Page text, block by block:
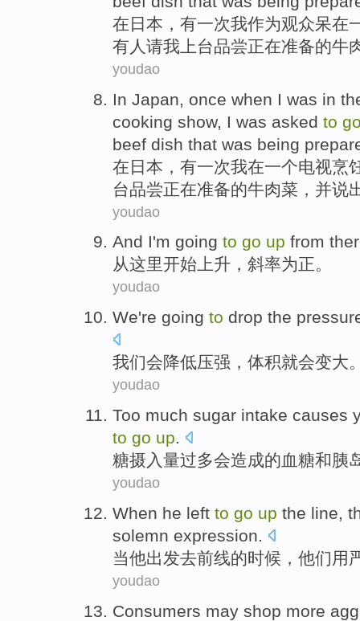
在 日本 ， 有一次我作为观众呆在
有人 请我上台品尝正在准备的牛
youdao
In Japan once when I was in
cooking show, I was asked to
beef dish that was being
在 日本 ， 有一次我在一个电视烹
台品尝正在准备的牛肉菜 ， 并说
youdao
And I'm going to go up from
从这里开始 上升 ， 斜率为正。
youdao
We're going to drop the
我们会降低压强 ， 体积就会变大
youdao
Too much sugar intake causes
to go up.
糖摄入量过多会造成的血糖和胰
youdao
When he left to go up the line,
solemn expression.
当他出发去前线的时候， 他们用
youdao
Consumers may shop more